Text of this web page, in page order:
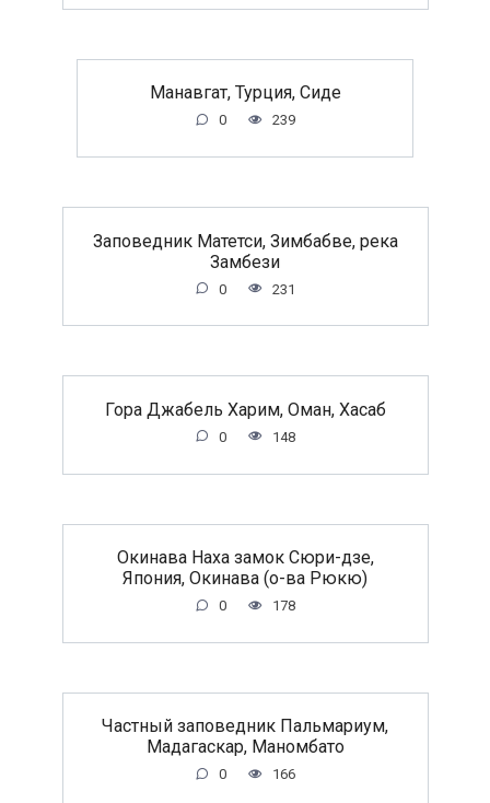
Манавгат, Турция, Сиде
0 239
Заповедник Матетси, Зимбабве, река
Замбези
0 231
Гора Джабель Харим, Оман, Хасаб
0 148
Окинава Наха замок Сюри-дзе,
Япония, Окинава (о-ва Рюкю)
0 178
Частный заповедник Пальмариум,
Мадагаскар, Маномбато
0 166